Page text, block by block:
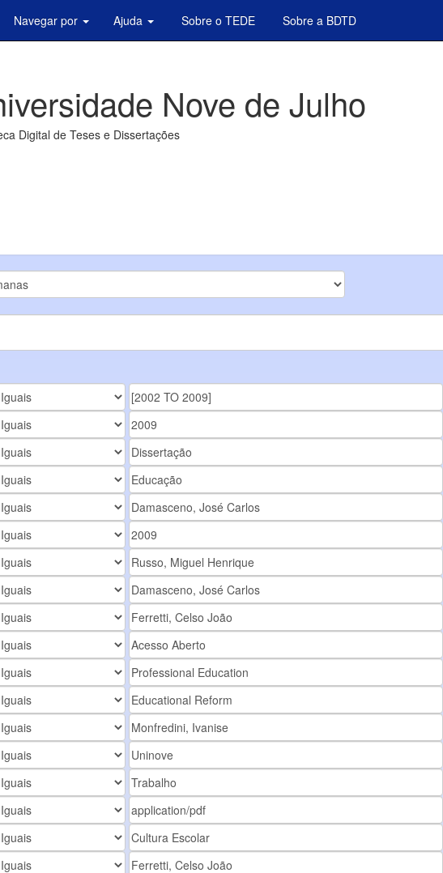
Navegar por Ajuda Sobre o TEDE Sobre a BDTD
Nove de Julho
Digital de Teses e Dissertações